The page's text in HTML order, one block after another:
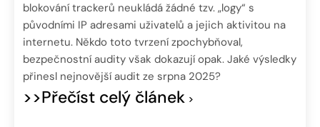
blokování trackerů neukládá žádné tzv. „logy“ s
původními IP adresami uživatelů a jejich aktivitou na
internetu. Někdo toto tvrzení zpochybňoval,
bezpečnostní audity však dokazují opak. Jaké výsledky
přinesl nejnovější audit ze srpna 2025?
>>Přečíst celý článek